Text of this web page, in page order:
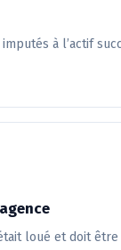
à l’actif
loué et doit